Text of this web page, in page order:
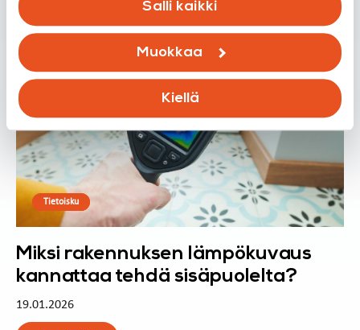
Salli kaikki
Muokkaa
Kiellä
Tietoisku
Miksi rakennuksen lämpökuvaus
kannattaa tehdä sisäpuolelta?
19.01.2026